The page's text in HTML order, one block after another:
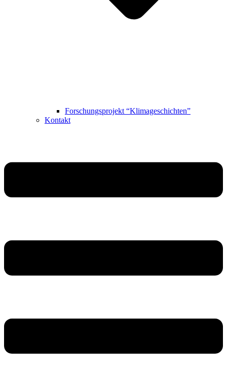
Forschungsprojekt “Klimageschichten”
Kontakt